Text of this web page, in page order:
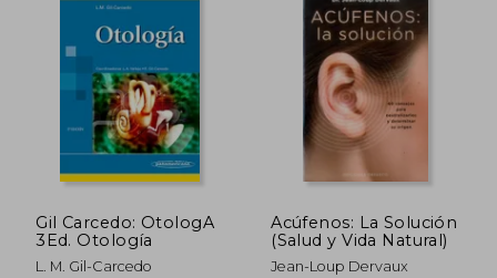
$ 4.307
40%
dcto.
Gil Carcedo: OtologA
3Ed. Otología
L. M. Gil-Carcedo
Acúfenos: La Solución
(Salud y Vida Natural)
Jean-Loup Dervaux